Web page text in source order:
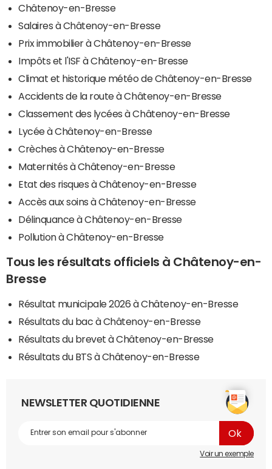
Châtenoy-en-Bresse
Salaires à Châtenoy-en-Bresse
Prix immobilier à Châtenoy-en-Bresse
Impôts et l'ISF à Châtenoy-en-Bresse
Climat et historique météo de Châtenoy-en-Bresse
Accidents de la route à Châtenoy-en-Bresse
Classement des lycées à Châtenoy-en-Bresse
Lycée à Châtenoy-en-Bresse
Crèches à Châtenoy-en-Bresse
Maternités à Châtenoy-en-Bresse
Etat des risques à Châtenoy-en-Bresse
Accès aux soins à Châtenoy-en-Bresse
Délinquance à Châtenoy-en-Bresse
Pollution à Châtenoy-en-Bresse
Tous les résultats officiels à Châtenoy-en-
Bresse
Résultat municipale 2026 à Châtenoy-en-Bresse
Résultats du bac à Châtenoy-en-Bresse
Résultats du brevet à Châtenoy-en-Bresse
Résultats du BTS à Châtenoy-en-Bresse
NEWSLETTER QUOTIDIENNE
Voir un exemple